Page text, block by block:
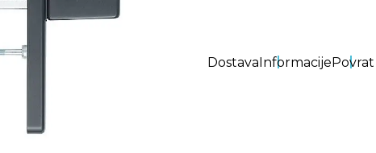
DostavaInformacijePovrat